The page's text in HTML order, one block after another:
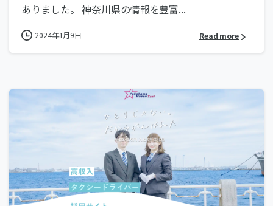
ありました。 神奈川県の情報を豊富...
2024年1月9日 Read more